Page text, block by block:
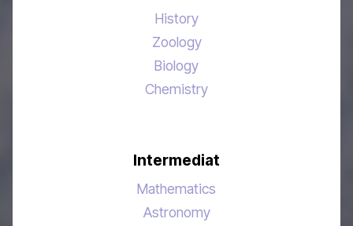
History
Zoology
Biology
Chemistry
Intermediat
Mathematics
Astronomy